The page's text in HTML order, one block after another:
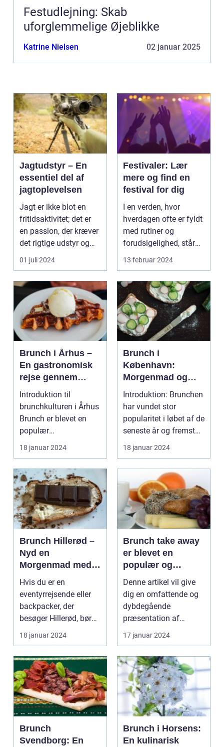
Festudlejning: Skab
uforglemmelige Øjeblikke
Katrine Nielsen 02 januar 2025
Jagtudstyr – En
essentiel del af
jagtoplevelsen
Jagt er ikke blot en
fritidsaktivitet; det er
en passion, der kræver
det rigtige udstyr og
for...
01 juli 2024
Festivaler: Lær
mere og find en
festival for dig
I en verden, hvor
hverdagen ofte er fyldt
med rutiner og
forudsigelighed, står
festivaler som farver...
13 februar 2024
Brunch i Århus –
En gastronomisk
rejse gennem
byens bedste
morgenmadsspot
Introduktion til
brunchkulturen i Århus
Brunch er blevet en
populær
spiseoplevelse, der
kombinerer ...
18 januar 2024
Brunch i
København:
Morgenmad og
frokost i perfekt
harmoni
Introduktion: Brunchen
har vundet stor
popularitet i løbet af de
seneste år og fremstår
som en perfe...
18 januar 2024
Brunch Hillerød –
Nyd en
Morgenmad med
Et Twist
Hvis du er en
eventyrrejsende eller
backpacker, der
besøger Hillerød, bør
du ikke gå glip af
byens f...
18 januar 2024
Brunch take away
er blevet en
populær og
praktisk måde at
nyde en lækker
brunchoplevelse
på, uanset hvor
man befinder sig
Denne artikel vil give
dig en omfattende og
dybdegående
præsentation af
brunch take away og
de vigti...
17 januar 2024
Brunch
Svendborg: En
Brunch i Horsens:
En kulinarisk